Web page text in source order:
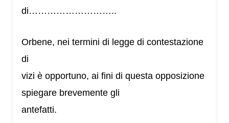
di………………………..
Orbene, nei termini di legge di contestazione
di
vizi è opportuno, ai fini di questa opposizione
spiegare brevemente gli
antefatti.